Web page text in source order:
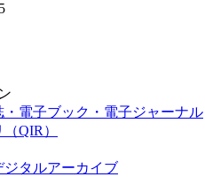
・電子ブック・電子ジャーナル
QIR）
ジタルアーカイブ